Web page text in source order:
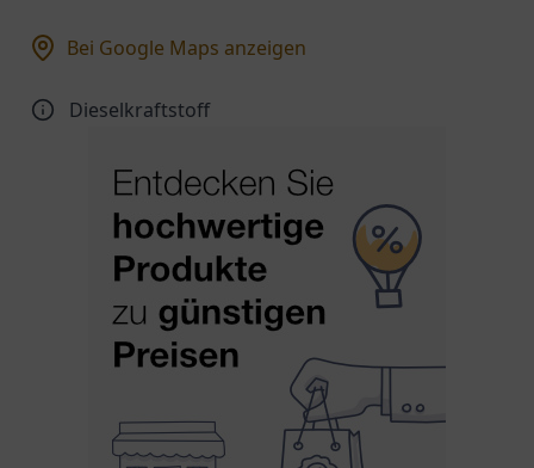
Bei Google Maps anzeigen
Dieselkraftstoff